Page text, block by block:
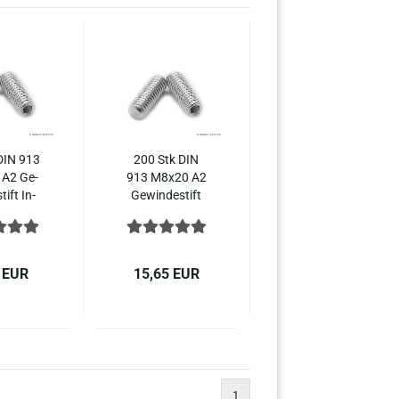
913
Ge­
In­
200 Stk DIN
913 M8x20 A2
Ge­win­de­stift
kant Ke­gel­kup­
Edel­stahl
15,65 EUR
1